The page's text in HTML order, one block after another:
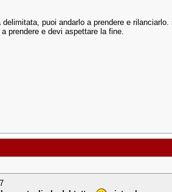
puoi andarlo a prendere e
prendere e devi aspettare la fine.